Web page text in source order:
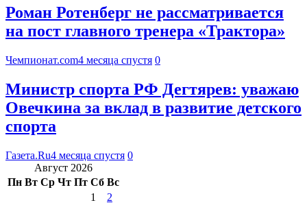
Роман Ротенберг не рассматривается
на пост главного тренера «Трактора»
Чемпионат.com4 месяца спустя 0
Министр спорта РФ Дегтярев: уважаю
Овечкина за вклад в развитие детского
спорта
Газета.Ru4 месяца спустя 0
Август 2026
Пн Вт Ср Чт Пт Сб Вс
1
2